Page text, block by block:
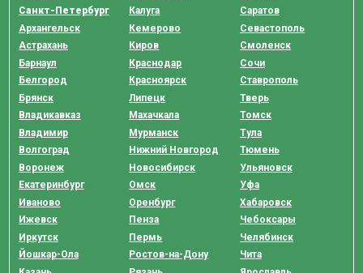
Санкт-Петербург
Архангельск
Астрахань
Барнаул
Белгород
Брянск
Владикавказ
Владимир
Волгоград
Воронеж
Екатеринбург
Иваново
Ижевск
Иркутск
Йошкар-Ола
Калуга
Кемерово
Киров
Краснодар
Красноярск
Липецк
Махачкала
Мурманск
Нижний Новгород
Новосибирск
Омск
Оренбург
Пенза
Пермь
Ростов-на-Дону
Саратов
Севастополь
Смоленск
Сочи
Ставрополь
Тверь
Томск
Тула
Тюмень
Ульяновск
Уфа
Хабаровск
Чебоксары
Челябинск
Чита